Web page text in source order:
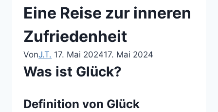
Eine Reise zur inneren
Zufriedenheit
VonJ.T. 17. Mai 202417. Mai 2024
Was ist Glück?
Definition von Glück